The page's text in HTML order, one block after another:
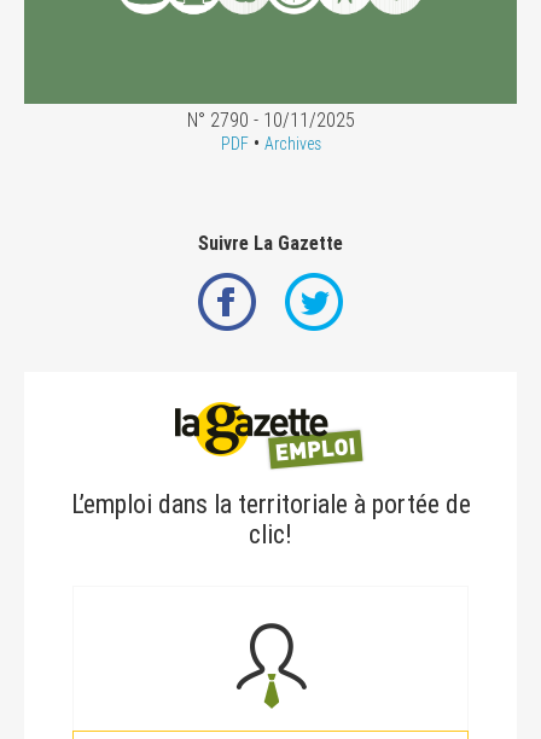
N° 2790 - 10/11/2025
PDF• Archives
Suivre La Gazette
L’emploi dans la territoriale à portée de
clic!